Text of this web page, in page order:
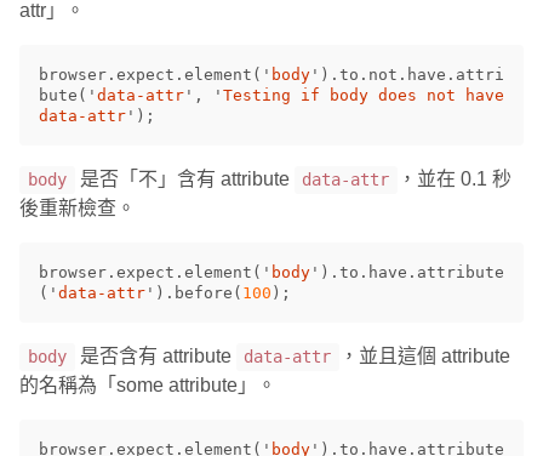
attr」。
browser . expect . element ( ' body ' ). to . not . have . attri
bute ( ' data-attr ' , ' Testing if body does not have
data-attr ' );
body 是否「不」含有 attribute data-attr
，並在 0.1 秒
後重新檢查。
browser . expect . element ( ' body ' ). to . have . attribute
( ' data-attr ' ). before ( 100 );
body 是否含有 attribute data-attr
，並且這個 attribute
的名稱為「some attribute」。
browser . expect . element ( ' body ' ). to . have . attribute